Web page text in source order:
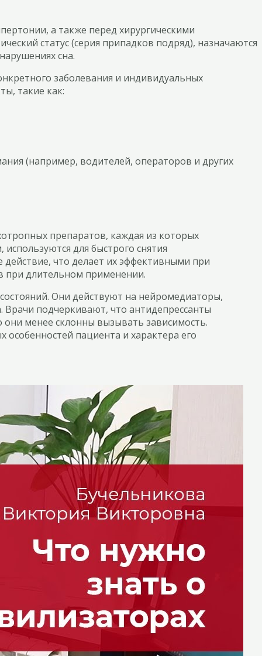
а также перед хирургическими
статус (серия припадков подряд), назначаются
сна.
заболевания и индивидуальных
такие как:
(например, водителей, операторов и других
препаратов, каждая из которых
для быстрого снятия
что делает их эффективными при
при длительном применении.
Они действуют на нейромедиаторы,
подчеркивают, что антидепрессанты
менее склонны вызывать зависимость.
пациента и характера его